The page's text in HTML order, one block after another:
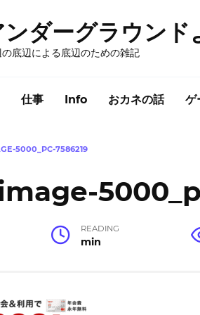
ンダーグラウンド
の底辺による底辺のための雑記
仕事 Info おカネの話 ゲ
5000_PC-7586219
READING
min